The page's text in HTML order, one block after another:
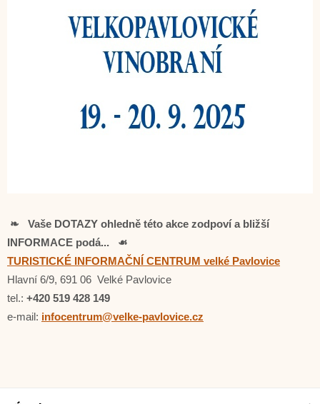
❧ Vaše DOTAZY ohledně této akce zodpoví a bližší
INFORMACE podá... ☙
TURISTICKÉ INFORMAČNÍ CENTRUM velké Pavlovice
Hlavní 6/9, 691 06 Velké Pavlovice
tel.: +420 519 428 149
e-mail: infocentrum@velke-pavlovice.cz